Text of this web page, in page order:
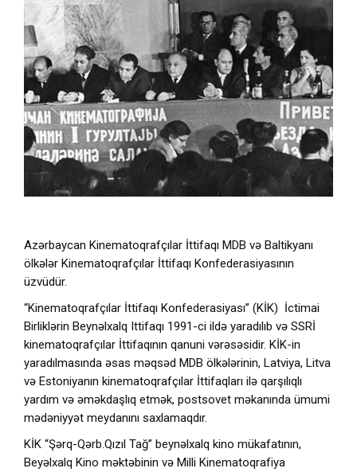
Azərbaycan Kinematoqrafçılar İttifaqı MDB və Baltikyanı
ölkələr Kinematoqrafçılar İttifaqı Konfederasiyasının
üzvüdür.
“Kinematoqrafçılar İttifaqı Konfederasiyası” (KİK) İctimai
Birliklərin Beynəlxalq Ittifaqı 1991-ci ildə yaradılıb və SSRİ
kinematoqrafçılar İttifaqının qanuni vərəsəsidir. KİK-in
yaradılmasında əsas məqsəd MDB ölkələrinin, Latviya, Litva
və Estoniyanın kinematoqrafçılar İttifaqları ilə qarşılıqlı
yardım və əməkdaşlıq etmək, postsovet məkanında ümumi
mədəniyyət meydanını saxlamaqdır.
KİK “Şərq-Qərb.Qızıl Tağ” beynəlxalq kino mükafatının,
Beyəlxalq Kino məktəbinin və Milli Kinematoqrafiya